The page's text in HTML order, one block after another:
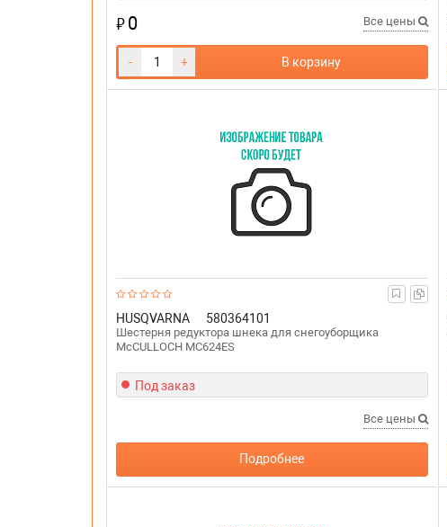
₽0 Все цены
- + В корзину
HUSQVARNA 580364101
Шестерня редуктора шнека для снегоуборщика
McCULLOCH MC624ES
Под заказ
Все цены
Подробнее